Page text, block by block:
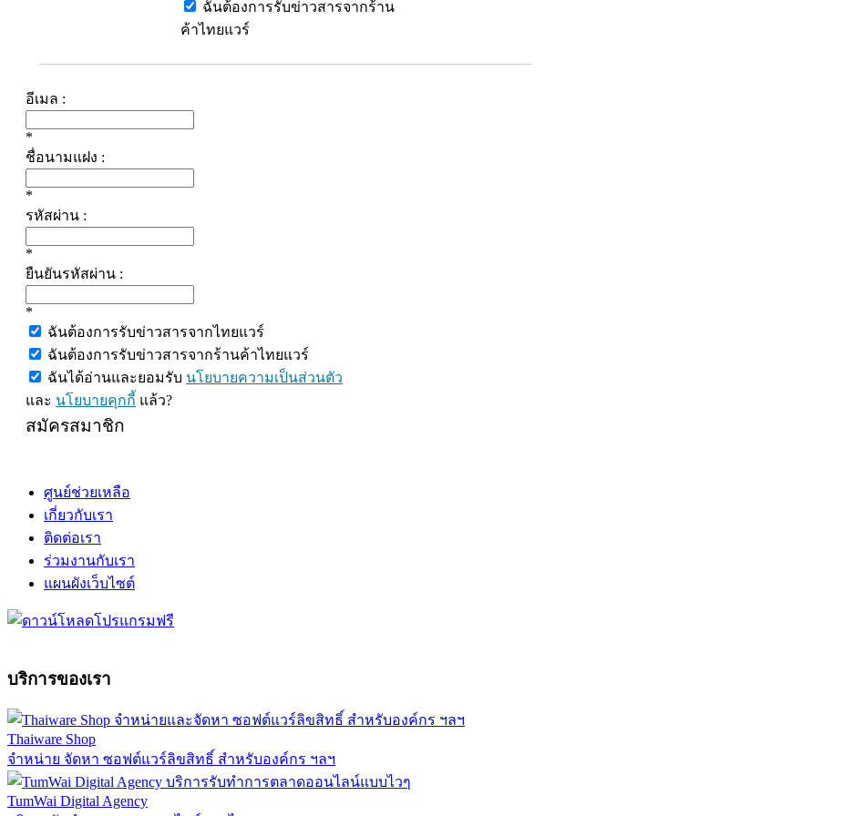
ฉันต้องการรับข่าวสารจากร้าน
ค้าไทยแวร์
อีเมล :
*
ชื่อนามแฝง :
*
รหัสผ่าน :
*
ยืนยันรหัสผ่าน :
*
ฉันต้องการรับข่าวสารจากไทยแวร์
ฉันต้องการรับข่าวสารจากร้านค้าไทยแวร์
ฉันได้อ่านและยอมรับ นโยบายความเป็นส่วนตัว
และ นโยบายคุกกี้ แล้ว?
สมัครสมาชิก
ศูนย์ช่วยเหลือ
เกี่ยวกับเรา
ติดต่อเรา
ร่วมงานกับเรา
แผนผังเว็บไซต์
บริการของเรา
Thaiware Shop
จำหน่าย จัดหา ซอฟต์แวร์ลิขสิทธิ์ สำหรับองค์กร ฯลฯ
TumWai Digital Agency